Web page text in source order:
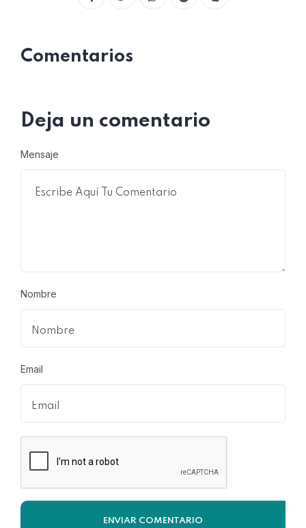
Comentarios
Deja un comentario
Mensaje
Nombre
Email